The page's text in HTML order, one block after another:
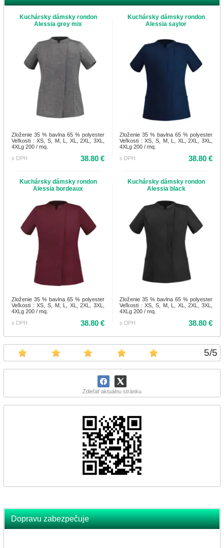
5/5
Zdieľať aktuálnu stránku
Dopravu zabezpečuje
Kuchársky dámsky rondon
Alessia grey mix
Zloženie 35 % bavlna 65 % polyester
Veľkosti : XS, S, M, L, XL, 2XL, 3XL,
4XLg 200 / mq.
s DPH
38.80 €
Kuchársky dámsky rondon
Alessia saylor
Zloženie 35 % bavlna 65 % polyester
Veľkosti : XS, S, M, L, XL, 2XL, 3XL,
4XLg 200 / mq.
s DPH
38.80 €
Kuchársky dámsky rondon
Alessia bordeaux
Zloženie 35 % bavlna 65 % polyester
Veľkosti : XS, S, M, L, XL, 2XL, 3XL,
4XLg 200 / mq.
s DPH
38.80 €
Kuchársky dámsky rondon
Alessia black
Zloženie 35 % bavlna 65 % polyester
Veľkosti : XS, S, M, L, XL, 2XL, 3XL,
4XLg 200 / mq.
s DPH
38.80 €